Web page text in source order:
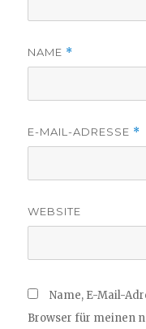
NAME *
E-MAIL-ADRESSE *
WEBSITE
Name, E-Mail-
Browser für meinen